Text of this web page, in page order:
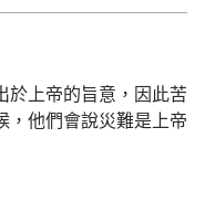
於上帝的旨意，因此苦
，他們會說災難是上帝